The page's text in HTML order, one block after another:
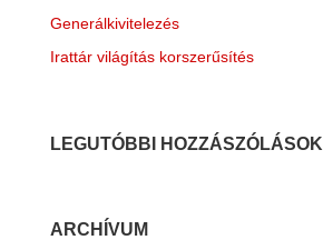
Generálkivitelezés
Irattár világítás korszerűsítés
LEGUTÓBBI HOZZÁSZÓLÁSOK
ARCHÍVUM